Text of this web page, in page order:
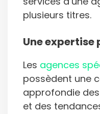
plusieurs titres.
Une expertise
Les agences
possèdent une
approfondie
et des